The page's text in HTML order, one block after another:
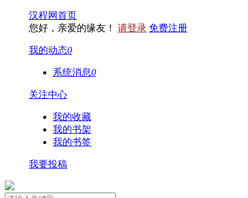
汉程网首页
您好，亲爱的缘友！ 请登录 免费注册
我的动态0
系统消息0
关注中心
我的收藏
我的书架
我的书签
我要投稿